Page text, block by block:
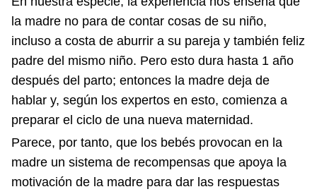
la madre no para de contar cosas de su niño,
incluso a costa de aburrir a su pareja y también feliz
padre del mismo niño. Pero esto dura hasta 1 año
después del parto; entonces la madre deja de
hablar y, según los expertos en esto, comienza a
preparar el ciclo de una nueva maternidad.
Parece, por tanto, que los bebés provocan en la
madre un sistema de recompensas que apoya la
motivación de la madre para dar las respuestas